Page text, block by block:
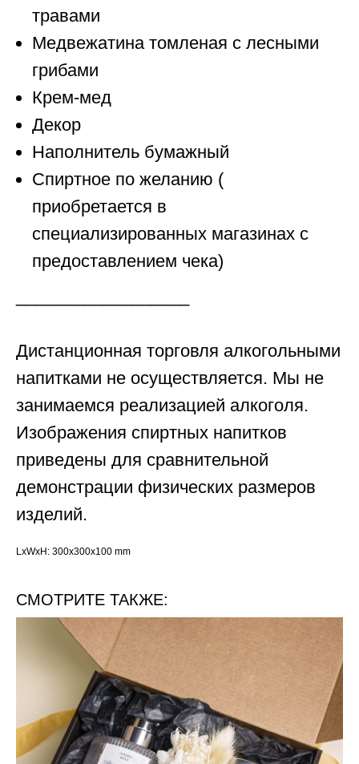
травами
Медвежатина томленая с лесными
грибами
Крем-мед
Декор
Наполнитель бумажный
Спиртное по желанию (
приобретается в
специализированных магазинах с
предоставлением чека)
Дистанционная торговля алкогольными
напитками не осуществляется. Мы не
занимаемся реализацией алкоголя.
Изображения спиртных напитков
приведены для сравнительной
демонстрации физических размеров
изделий.
LxWxH: 300x300x100 mm
СМОТРИТЕ ТАКЖЕ: